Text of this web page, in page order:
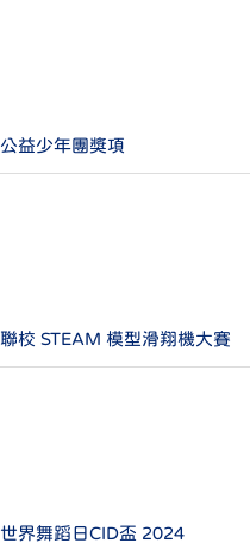
公益少年團獎項
聯校 STEAM 模型滑翔機大賽
世界舞蹈日CID盃 2024